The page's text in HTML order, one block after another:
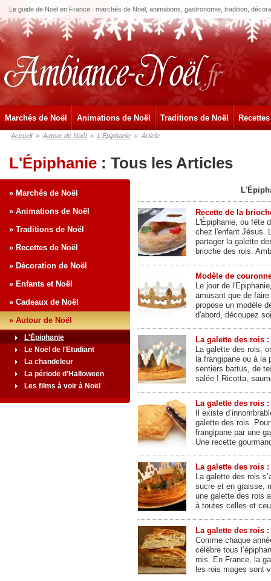
Le guide de Noël en France : marchés de Noël, animations, gastronomie, tradition,
Marchés de Noël Animations de Noël Traditions de Noël
Accueil » Autour de Noël » L'Épiphanie » Article
L'Épiphanie : Tous les Articles
» Marchés de Noël
» Animations de Noël
» Traditions de Noël
» Recettes de Noël
» Décoration de Noël
» Enfants et Noël
» Cadeaux de Noël
» Autour de Noël
L'Épiphanie
Le Noël de l'Etudiant
La chandeleur
La période d'Halloween
Les films à voir à Noël
Recette de la
L'Épiphanie, ou fête
chez l'enfant Jésus.
partager la galette
brioche des rois.
Modèle de
Le jour de
amusant que de
propose un modèle
d'abord, découpez
La galette des rois
La galette des rois,
la frangipane ou à
sentiers battus, de
salée ! Ricotta,
La galette des rois
Il existe
galette des rois.
frangipane par une
Une recette
La galette des rois
La galette des rois
sucre et en graisse,
une galette des rois
à toutes celles et
La galette des rois
Comme chaque
célèbre tous
rois. En France, la
les rois mages sont